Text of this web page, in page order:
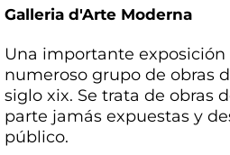
Galleria d'Arte Moderna
Una importante
numeroso grupo de obras
siglo xix. Se trata de obras
parte jamás expuestas y
público.